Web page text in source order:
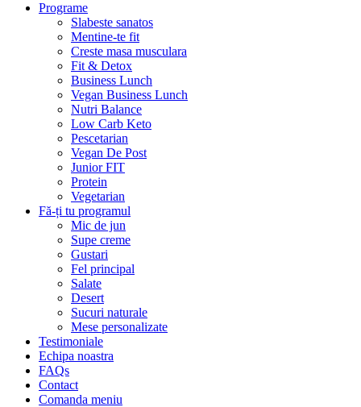
Programe
Slabeste sanatos
Mentine-te fit
Creste masa musculara
Fit & Detox
Business Lunch
Vegan Business Lunch
Nutri Balance
Low Carb Keto
Pescetarian
Vegan De Post
Junior FIT
Protein
Vegetarian
Fă-ți tu programul
Mic de jun
Supe creme
Gustari
Fel principal
Salate
Desert
Sucuri naturale
Mese personalizate
Testimoniale
Echipa noastra
FAQs
Contact
Comanda meniu